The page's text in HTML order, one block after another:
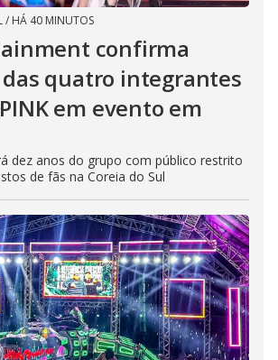
/ HÁ 40 MINUTOS
confirma
quatro integrantes
em evento em
dez anos do grupo com público restrito
de fãs na Coreia do Sul